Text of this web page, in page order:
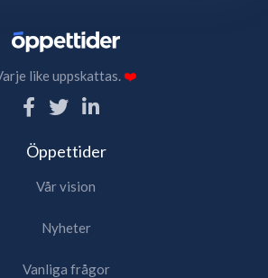
like uppskattas.❤️
Öppettider
Vår vision
Nyheter
Vanliga frågor